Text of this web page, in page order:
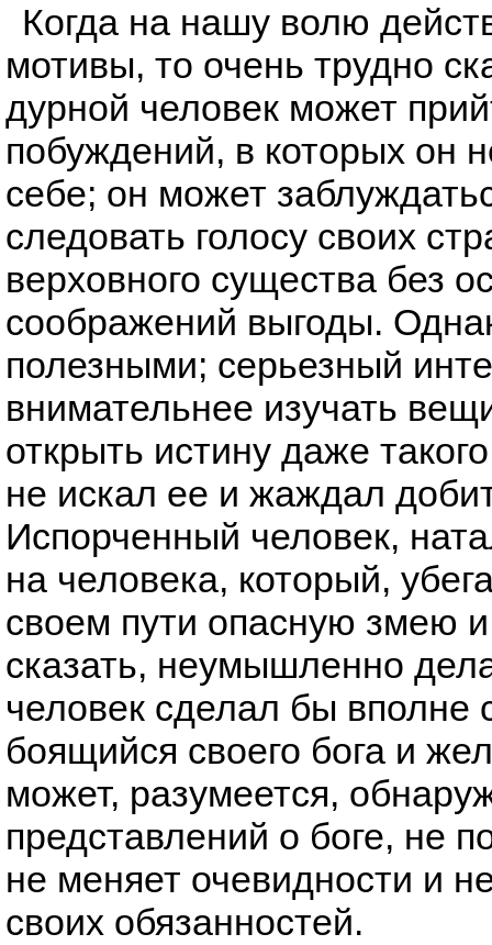
Когда на нашу волю
мотивы, то очень трудно
дурной человек может
побуждений, в которых он
себе; он может
следовать голосу своих
верховного существа без
соображений выгоды.
полезными; серьезный
внимательнее изучать
открыть истину даже
не искал ее и жаждал
Испорченный человек,
на человека, который,
своем пути опасную змею
сказать, неумышленно
человек сделал бы вполне
боящийся своего бога и
может, разумеется,
представлений о боге, не
не меняет очевидности и
своих обязанностей.